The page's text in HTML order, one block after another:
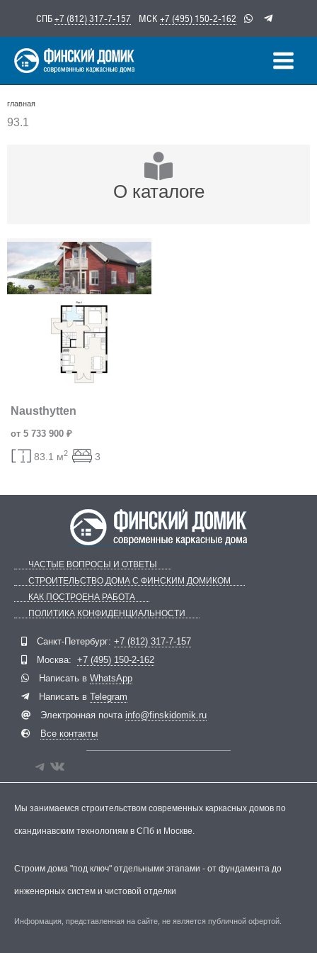
содержимому
СПБ+7 (812) 317-7-157 МСК +7 (495) 150-2-162
главная
93.1
О каталоге
Nausthytten
от 5 733 900 ₽
83.1 м2 3
ЧАСТЫЕ ВОПРОСЫ И ОТВЕТЫ
СТРОИТЕЛЬСТВО ДОМА С ФИНСКИМ ДОМИКОМ
КАК ПОСТРОЕНА РАБОТА
ПОЛИТИКА КОНФИДЕНЦИАЛЬНОСТИ
Санкт-Петербург: +7 (812) 317-7-157
Москва: +7 (495) 150-2-162
Написать в WhatsApp
Написать в Telegram
Электронная почта info@finskidomik.ru
Все контакты
Мы занимаемся строительством современных каркасных домов по
скандинавским технологиям в СПб и Москве.
Строим дома "под ключ" отдельными этапами - от фундамента до
инженерных систем и чистовой отделки
Информация, представленная на сайте, не является публичной офертой.